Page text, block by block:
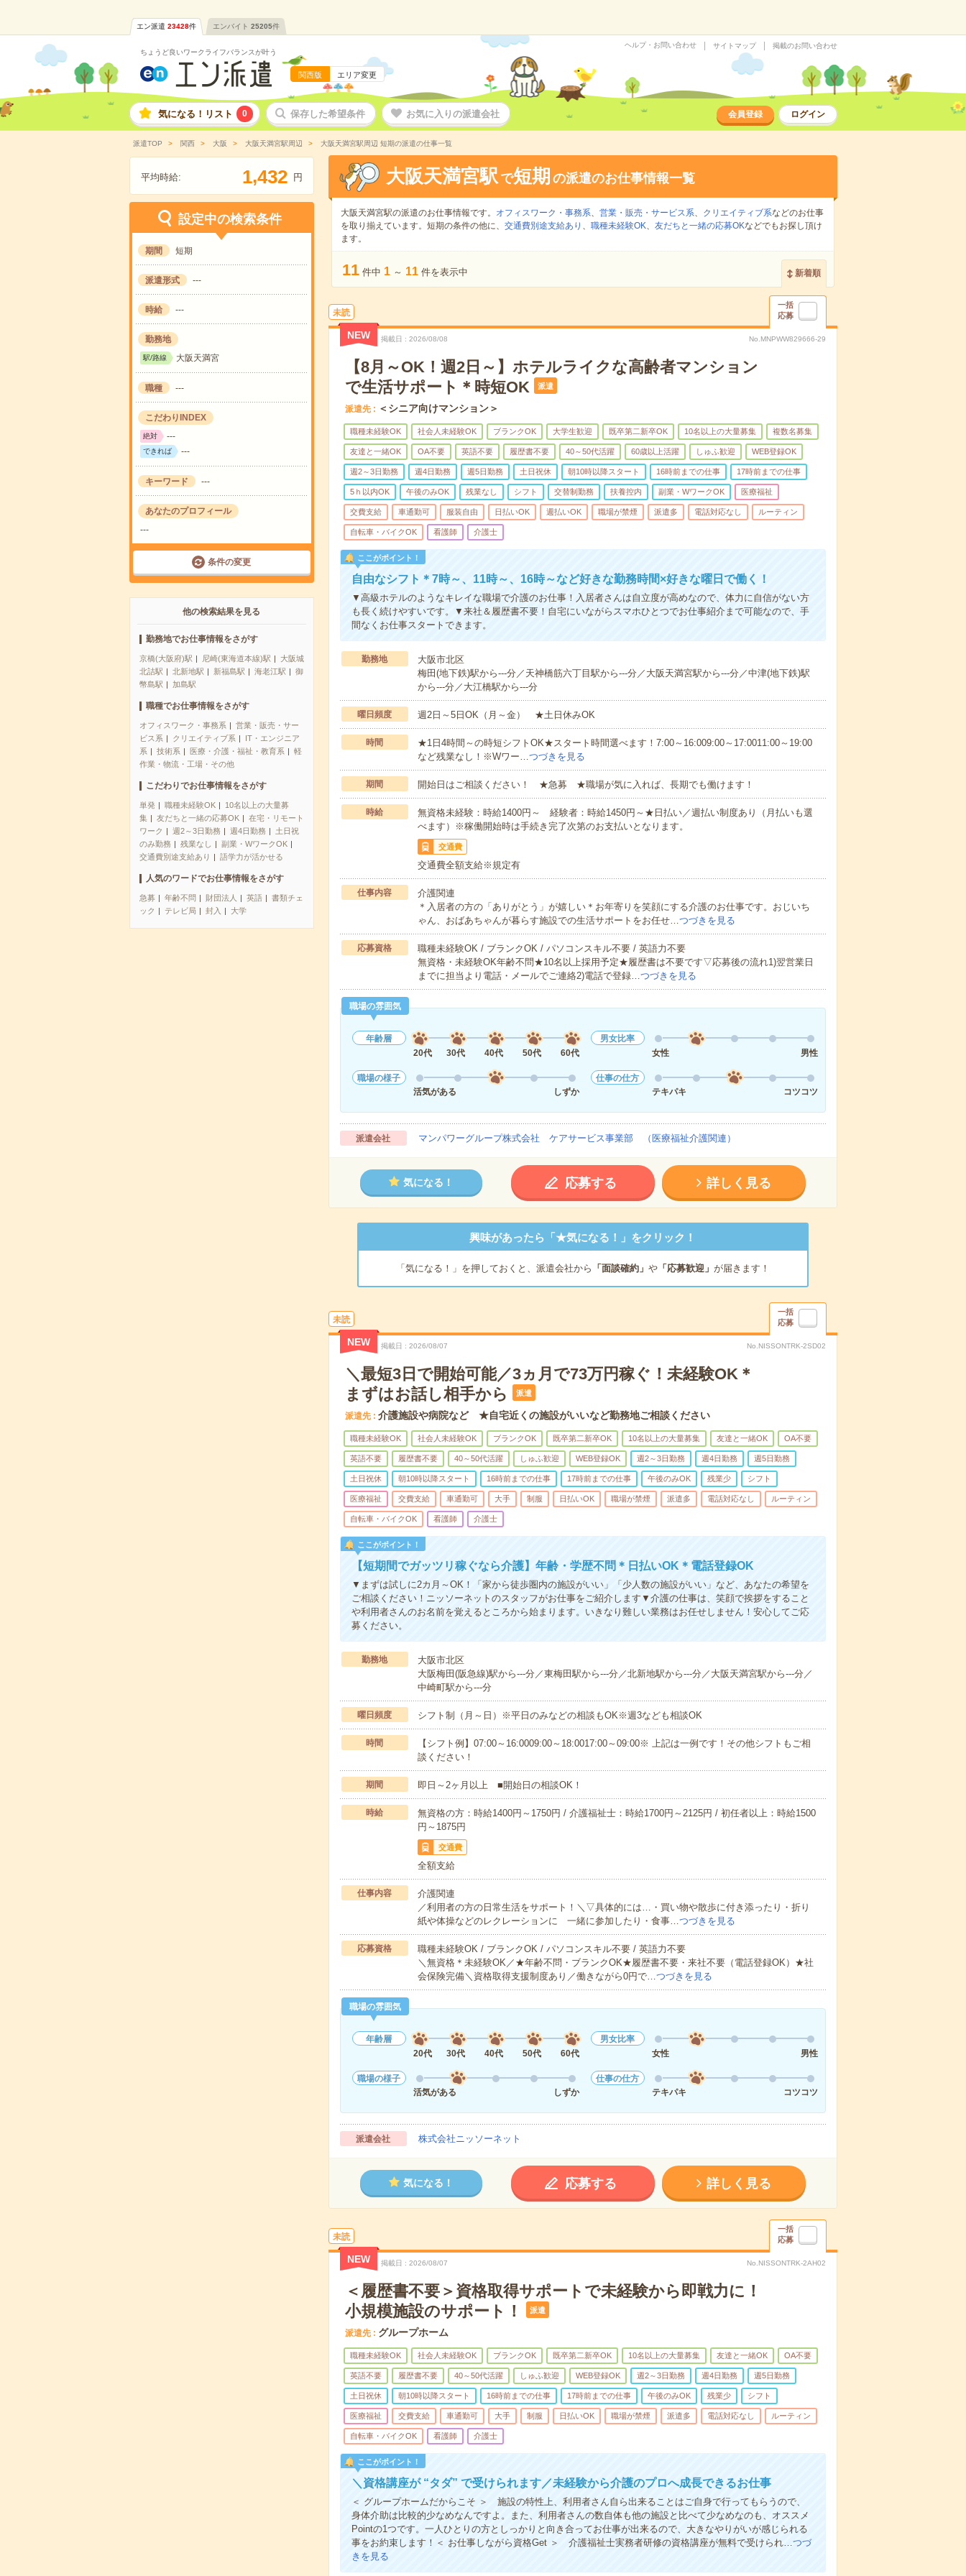
エン派遣 23428件 エンバイト 25205件
ちょうど良いワークライフバランスが叶う
関西版 エリア変更
ヘルプ・お問い合わせ サイトマップ 掲載のお問い合わせ
気になる！リスト 0 保存した希望条件 お気に入りの派遣会社 会員登録 ログイン
派遣TOP 関西 大阪 大阪天満宮駅周辺 大阪天満宮駅周辺 短期の派遣の仕事一覧
平均時給: 1,432 円
設定中の検索条件
期間 短期
派遣形式 ---
時給 ---
勤務地
駅/路線 大阪天満宮
職種 ---
こだわりINDEX
絶対 ---
できれば ---
キーワード ---
あなたのプロフィール
---
条件の変更
他の検索結果を見る
勤務地でお仕事情報をさがす
京橋(大阪府)駅 尼崎(東海道本線)駅
大阪城
北詰駅
北新地駅 新福島駅 海老江駅
御
幣島駅
加島駅
職種でお仕事情報をさがす
オフィスワーク・事務系
営業・販売・サー
ビス系
クリエイティブ系
IT・エンジニア
系
技術系 医療・介護・福祉・教育系
軽
作業・物流・工場・その他
こだわりでお仕事情報をさがす
単発 職種未経験OK
10名以上の大量募
集
友だちと一緒の応募OK
在宅・リモート
ワーク
週2～3日勤務 週4日勤務
土日祝
のみ勤務
残業なし
副業・WワークOK
交通費別途支給あり
語学力が活かせる
人気のワードでお仕事情報をさがす
急募 年齢不問 財団法人 英語
書類チェ
ック
テレビ局 封入 大学
大阪天満宮駅 で短期 の派遣のお仕事情報一覧
大阪天満宮駅の派遣のお仕事情報です。 オフィスワーク・事務系、 営業・販売・サービス系、 クリエイティブ系などのお仕事
を取り揃えています。短期の条件の他に、 交通費別途支給あり 、 職種未経験OK、 友だちと一緒の応募OKなどでもお探し頂け
ます。
11 件中 1 ～ 11 件を表示中 新着順
未読
一括
応募
NEW 掲載日 2026/08/08 No.MNPWW829666-29
【8月～OK！週2日～】ホテルライクな高齢者マンション
で生活サポート＊時短OK
派遣
派遣先 ＜シニア向けマンション＞
職種未経験OK 社会人未経験OK ブランクOK 大学生歓迎 既卒第二新卒OK 10名以上の大量募集 複数名募集
友達と一緒OK OA不要 英語不要 履歴書不要 40～50代活躍 60歳以上活躍 しゅふ歓迎 WEB登録OK
週2～3日勤務 週4日勤務 週5日勤務 土日祝休 朝10時以降スタート 16時前までの仕事 17時前までの仕事
5ｈ以内OK 午後のみOK 残業なし シフト 交替制勤務 扶養控内 副業・WワークOK 医療福祉
交費支給 車通勤可 服装自由 日払いOK 週払いOK 職場が禁煙 派遣多 電話対応なし ルーティン
自転車・バイクOK 看護師 介護士
ここがポイント！
自由なシフト＊7時～、11時～、16時～など好きな勤務時間×好きな曜日で働く！
▼高級ホテルのようなキレイな職場で介護のお仕事！入居者さんは自立度が高めなので、体力に自信がない方
も長く続けやすいです。▼来社＆履歴書不要！自宅にいながらスマホひとつでお仕事紹介まで可能なので、手
間なくお仕事スタートできます。
勤務地
大阪市北区
梅田(地下鉄)駅から---分／天神橋筋六丁目駅から---分／大阪天満宮駅から---分／中津(地下鉄)駅
から---分／大江橋駅から---分
曜日頻度 週2日～5日OK（月～金） ★土日休みOK
時間
★1日4時間～の時短シフトOK★スタート時間選べます！7:00～16:009:00～17:0011:00～19:00
など残業なし！※Wワー…つづきを見る
期間 開始日はご相談ください！ ★急募 ★職場が気に入れば、長期でも働けます！
時給
無資格未経験：時給1400円～ 経験者：時給1450円～★日払い／週払い制度あり（月払いも選
べます）※稼働開始時は手続き完了次第のお支払いとなります。
交通費
交通費全額支給※規定有
仕事内容
介護関連
＊入居者の方の「ありがとう」が嬉しい＊お年寄りを笑顔にする介護のお仕事です。おじいち
ゃん、おばあちゃんが暮らす施設での生活サポートをお任せ…つづきを見る
応募資格
職種未経験OK / ブランクOK / パソコンスキル不要 / 英語力不要
無資格・未経験OK年齢不問★10名以上採用予定★履歴書は不要です▽応募後の流れ1)翌営業日
までに担当より電話・メールでご連絡2)電話で登録…つづきを見る
職場の雰囲気
年齢層
20代
30代 40代 50代 60代
男女比率
女性
男性
職場の様子
活気がある
しずか
仕事の仕方
テキパキ
コツコツ
派遣会社 マンパワーグループ株式会社 ケアサービス事業部 （医療福祉介護関連）
気になる！ 応募する 詳しく見る
興味があったら「★気になる！」をクリック！
「気になる！」を押しておくと、派遣会社から 「面談確約」 や「応募歓迎」 が届きます！
未読
一括
応募
NEW 掲載日 2026/08/07 No.NISSONTRK-2SD02
＼最短3日で開始可能／3ヵ月で73万円稼ぐ！未経験OK＊
まずはお話し相手から
派遣
派遣先 介護施設や病院など ★自宅近くの施設がいいなど勤務地ご相談ください
職種未経験OK 社会人未経験OK ブランクOK 既卒第二新卒OK 10名以上の大量募集 友達と一緒OK OA不要
英語不要 履歴書不要 40～50代活躍 しゅふ歓迎 WEB登録OK 週2～3日勤務 週4日勤務 週5日勤務
土日祝休 朝10時以降スタート 16時前までの仕事 17時前までの仕事 午後のみOK 残業少 シフト
医療福祉 交費支給 車通勤可 大手 制服 日払いOK 職場が禁煙 派遣多 電話対応なし ルーティン
自転車・バイクOK 看護師 介護士
ここがポイント！
【短期間でガッツリ稼ぐなら介護】年齢・学歴不問＊日払いOK＊電話登録OK
▼まずは試しに2カ月～OK！「家から徒歩圏内の施設がいい」「少人数の施設がいい」など、あなたの希望を
ご相談ください！ニッソーネットのスタッフがお仕事をご紹介します▼介護の仕事は、笑顔で挨拶をすること
や利用者さんのお名前を覚えるところから始まります。いきなり難しい業務はお任せしません！安心してご応
募ください。
勤務地
大阪市北区
大阪梅田(阪急線)駅から---分／東梅田駅から---分／北新地駅から---分／大阪天満宮駅から---分／
中崎町駅から---分
曜日頻度 シフト制（月～日）※平日のみなどの相談もOK※週3なども相談OK
時間
【シフト例】07:00～16:0009:00～18:0017:00～09:00※ 上記は一例です！その他シフトもご相
談ください！
期間 即日～2ヶ月以上 ■開始日の相談OK！
時給
無資格の方：時給1400円～1750円 / 介護福祉士：時給1700円～2125円 / 初任者以上：時給1500
円～1875円
交通費
全額支給
仕事内容
介護関連
／利用者の方の日常生活をサポート！＼▽具体的には…・買い物や散歩に付き添ったり・折り
紙や体操などのレクレーションに 一緒に参加したり・食事…つづきを見る
応募資格
職種未経験OK / ブランクOK / パソコンスキル不要 / 英語力不要
＼無資格＊未経験OK／★年齢不問・ブランクOK★履歴書不要・来社不要（電話登録OK）★社
会保険完備＼資格取得支援制度あり／働きながら0円で…つづきを見る
職場の雰囲気
年齢層
20代
30代 40代 50代 60代
男女比率
女性
男性
職場の様子
活気がある
しずか
仕事の仕方
テキパキ
コツコツ
派遣会社 株式会社ニッソーネット
気になる！ 応募する 詳しく見る
未読
一括
応募
NEW 掲載日 2026/08/07 No.NISSONTRK-2AH02
＜履歴書不要＞資格取得サポートで未経験から即戦力に！
小規模施設のサポート！
派遣
派遣先 グループホーム
職種未経験OK 社会人未経験OK ブランクOK 既卒第二新卒OK 10名以上の大量募集 友達と一緒OK OA不要
英語不要 履歴書不要 40～50代活躍 しゅふ歓迎 WEB登録OK 週2～3日勤務 週4日勤務 週5日勤務
土日祝休 朝10時以降スタート 16時前までの仕事 17時前までの仕事 午後のみOK 残業少 シフト
医療福祉 交費支給 車通勤可 大手 制服 日払いOK 職場が禁煙 派遣多 電話対応なし ルーティン
自転車・バイクOK 看護師 介護士
ここがポイント！
＼資格講座が “タダ” で受けられます／未経験から介護のプロへ成長できるお仕事
＜ グループホームだからこそ ＞ 施設の特性上、利用者さん自ら出来ることはご自身で行ってもらうので、
身体介助は比較的少なめなんですよ。また、利用者さんの数自体も他の施設と比べて少なめなのも、オススメ
Pointの1つです。一人ひとりの方としっかりと向き合ってお仕事が出来るので、大きなやりがいが感じられる
事をお約束します！＜ お仕事しながら資格Get ＞ 介護福祉士実務者研修の資格講座が無料で受けられ…つづ
きを見る